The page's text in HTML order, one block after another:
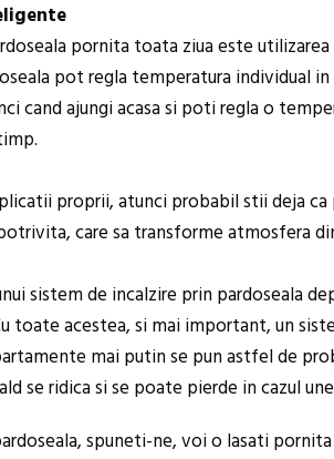
pornita toata ziua este
pot regla temperatura individual
cand ajungi acasa si poti regla o
proprii, atunci probabil stii deja
care sa transforme atmosfera
sistem de incalzire prin pardoseala
toate acestea, si mai important, un
mai putin se pun astfel de
se ridica si se poate pierde in cazul
spuneti-ne, voi o lasati